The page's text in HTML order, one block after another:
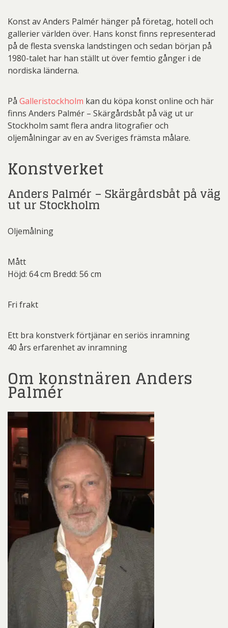
Konst av Anders Palmér hänger på företag, hotell och
gallerier världen över. Hans konst finns representerad
på de flesta svenska landstingen och sedan början på
1980-talet har han ställt ut över femtio gånger i de
nordiska länderna.
På Galleristockholm kan du köpa konst online och här
finns Anders Palmér – Skärgårdsbåt på väg ut ur
Stockholm samt flera andra litografier och
oljemålningar av en av Sveriges främsta målare.
Konstverket
Anders Palmér – Skärgårdsbåt på väg
ut ur Stockholm
Oljemålning
Mått
Höjd: 64 cm Bredd: 56 cm
Fri frakt
Ett bra konstverk förtjänar en seriös inramning
40 års erfarenhet av inramning
Om konstnären Anders
Palmér